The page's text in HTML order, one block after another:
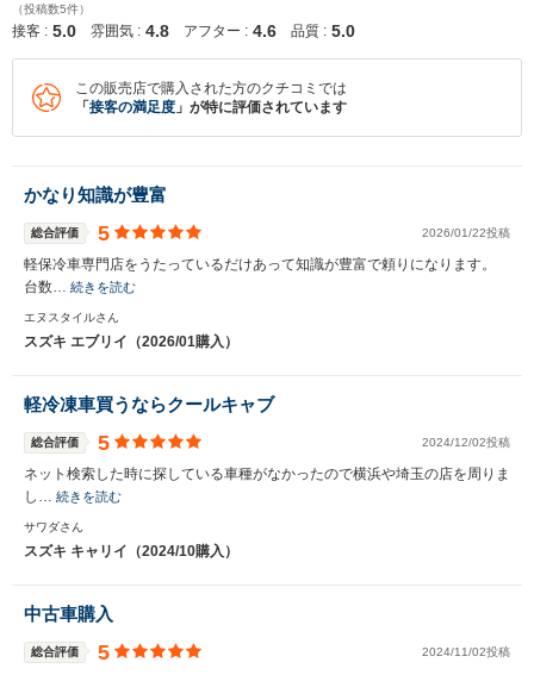
（投稿数5件）
接客 : 5.0 雰囲気 : 4.8 アフター : 4.6 品質 : 5.0
この販売店で購入された方のクチコミでは
「 接客の満足度 」が特に評価されています
かなり知識が豊富
総合評価 5 2026/01/22投稿
軽保冷車専門店をうたっているだけあって知識が豊富で頼りになります。
台数… 続きを読む
エヌスタイルさん
スズキ エブリイ（2026/01購入）
軽冷凍車買うならクールキャブ
総合評価 5 2024/12/02投稿
ネット検索した時に探している車種がなかったので横浜や埼玉の店を周りま
し… 続きを読む
サワダさん
スズキ キャリイ（2024/10購入）
中古車購入
総合評価 5 2024/11/02投稿